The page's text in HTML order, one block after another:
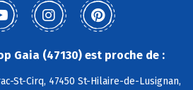
Gaia (47130) est proche de :
St-Cirq, 47450 St-Hilaire-de-Lusignan,